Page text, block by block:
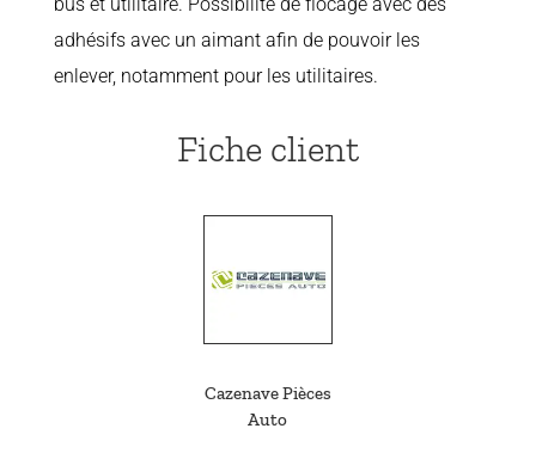
adhésifs avec un aimant afin de pouvoir les
enlever, notamment pour les utilitaires.
Fiche client
Cazenave Pièces
Auto